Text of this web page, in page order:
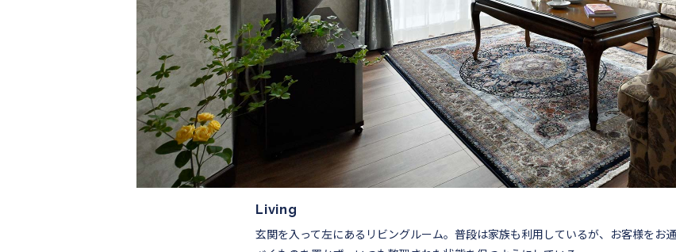
Living
玄関を入って左にあるリビングルーム。普段は家族も利用しているが、お客様をお